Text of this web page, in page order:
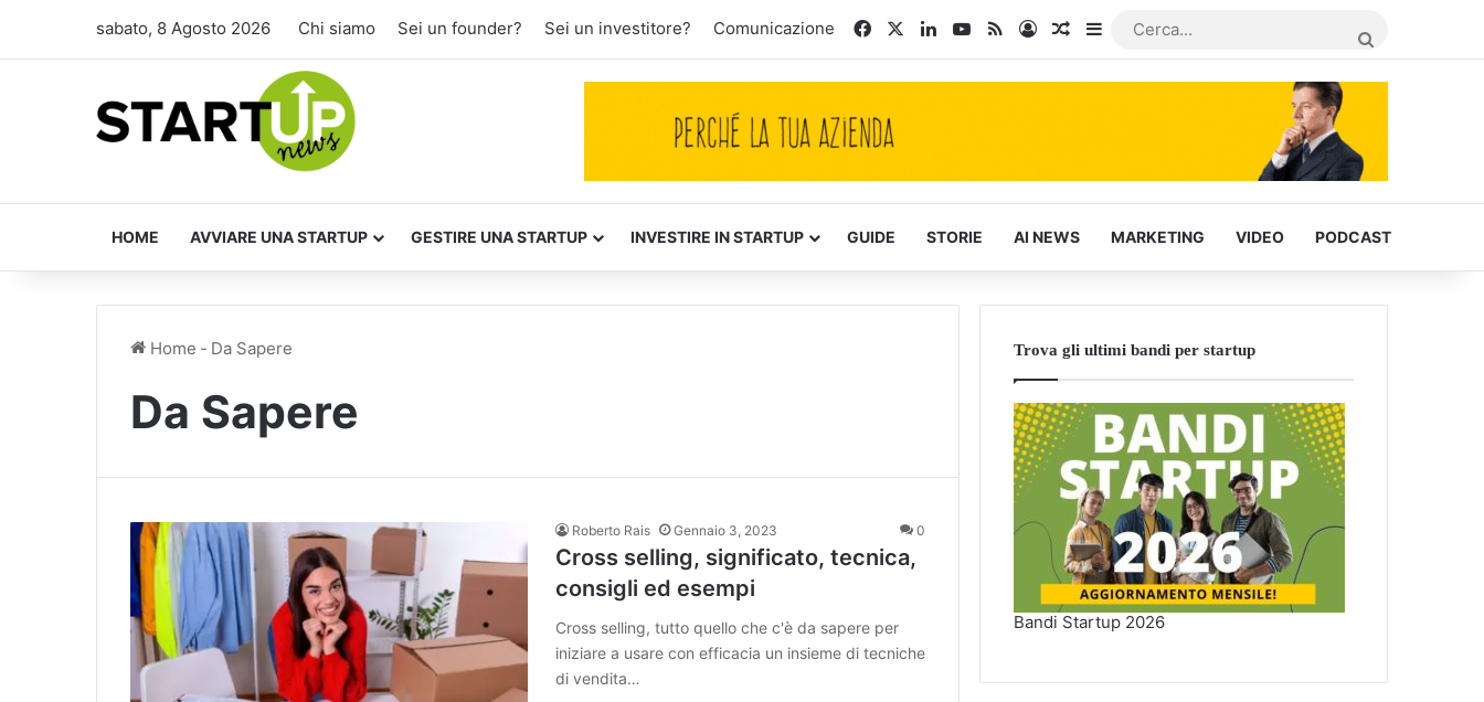
sabato, 8 Agosto 2026 Chi siamo Sei un founder? Sei un investitore? Comunicazione FacebookLinkedInYou Tube
RSSAccediArticoli Casuali
Barra laterale
HOME AVVIARE UNA STARTUP GESTIRE UNA STARTUP INVESTIRE IN STARTUP GUIDE STORIE AI NEWS MARKETING VIDEO PODCAST
Home - Da Sapere
Da Sapere
Roberto Rais Gennaio 3, 2023 0
Cross selling, significato, tecnica,
consigli ed esempi
Cross selling, tutto quello che c'è da sapere per
iniziare a usare con efficacia un insieme di tecniche
di vendita…
Trova gli ultimi bandi per startup
Bandi Startup 2026